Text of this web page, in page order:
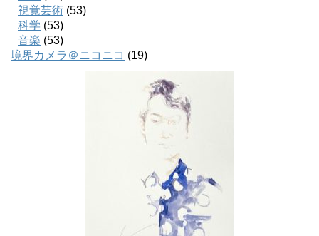
視覚芸術 (53)
科学 (53)
音楽 (53)
境界カメラ＠ニコニコ (19)